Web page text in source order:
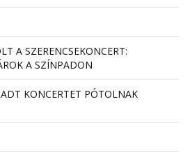
A SZERENCSEKONCERT:
A SZÍNPADON
KONCERTET PÓTOLNAK